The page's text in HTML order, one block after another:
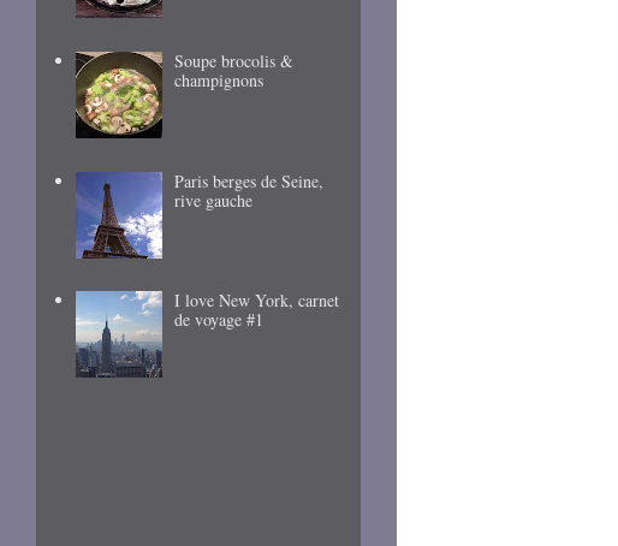
Soupe brocolis &
champignons
Paris berges de Seine,
rive gauche
I love New York, carnet
de voyage #1